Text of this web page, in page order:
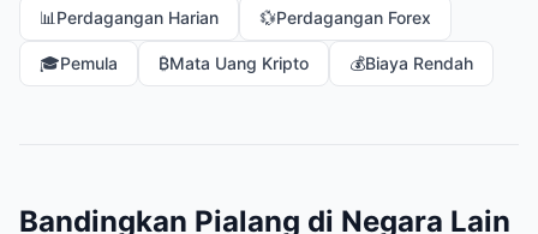
📊 Perdagangan Harian 💱Perdagangan Forex
🎓Pemula ₿Mata Uang Kripto 💰Biaya Rendah
Bandingkan Pialang di Negara Lain